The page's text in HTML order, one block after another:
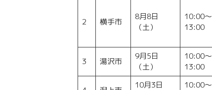
2 横手市
8月8日
（土）
10:00～
13:00
3 湯沢市
9月5日
（土）
10:00～
13:00
10月3日
10:00～